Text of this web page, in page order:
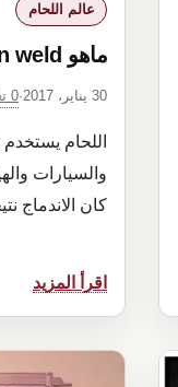
عالم اللحام
ماهو Fusion weld وكيفية الحصول علي لحام جيد
30 يناير، 2017 ·0 تعليقات
اللحام
والسيارات
كان الاندماج
اقرأ المزيد
ماهو